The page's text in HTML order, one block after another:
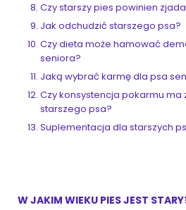
Czy starszy pies powinien
Jak odchudzić starszego psa?
Czy dieta może hamować
seniora?
Jaką wybrać karmę dla psa
Czy konsystencja pokarmu ma
starszego psa?
Suplementacja dla starszych
W JAKIM WIEKU PIES JEST